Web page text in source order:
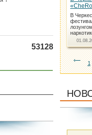
53128
В
1